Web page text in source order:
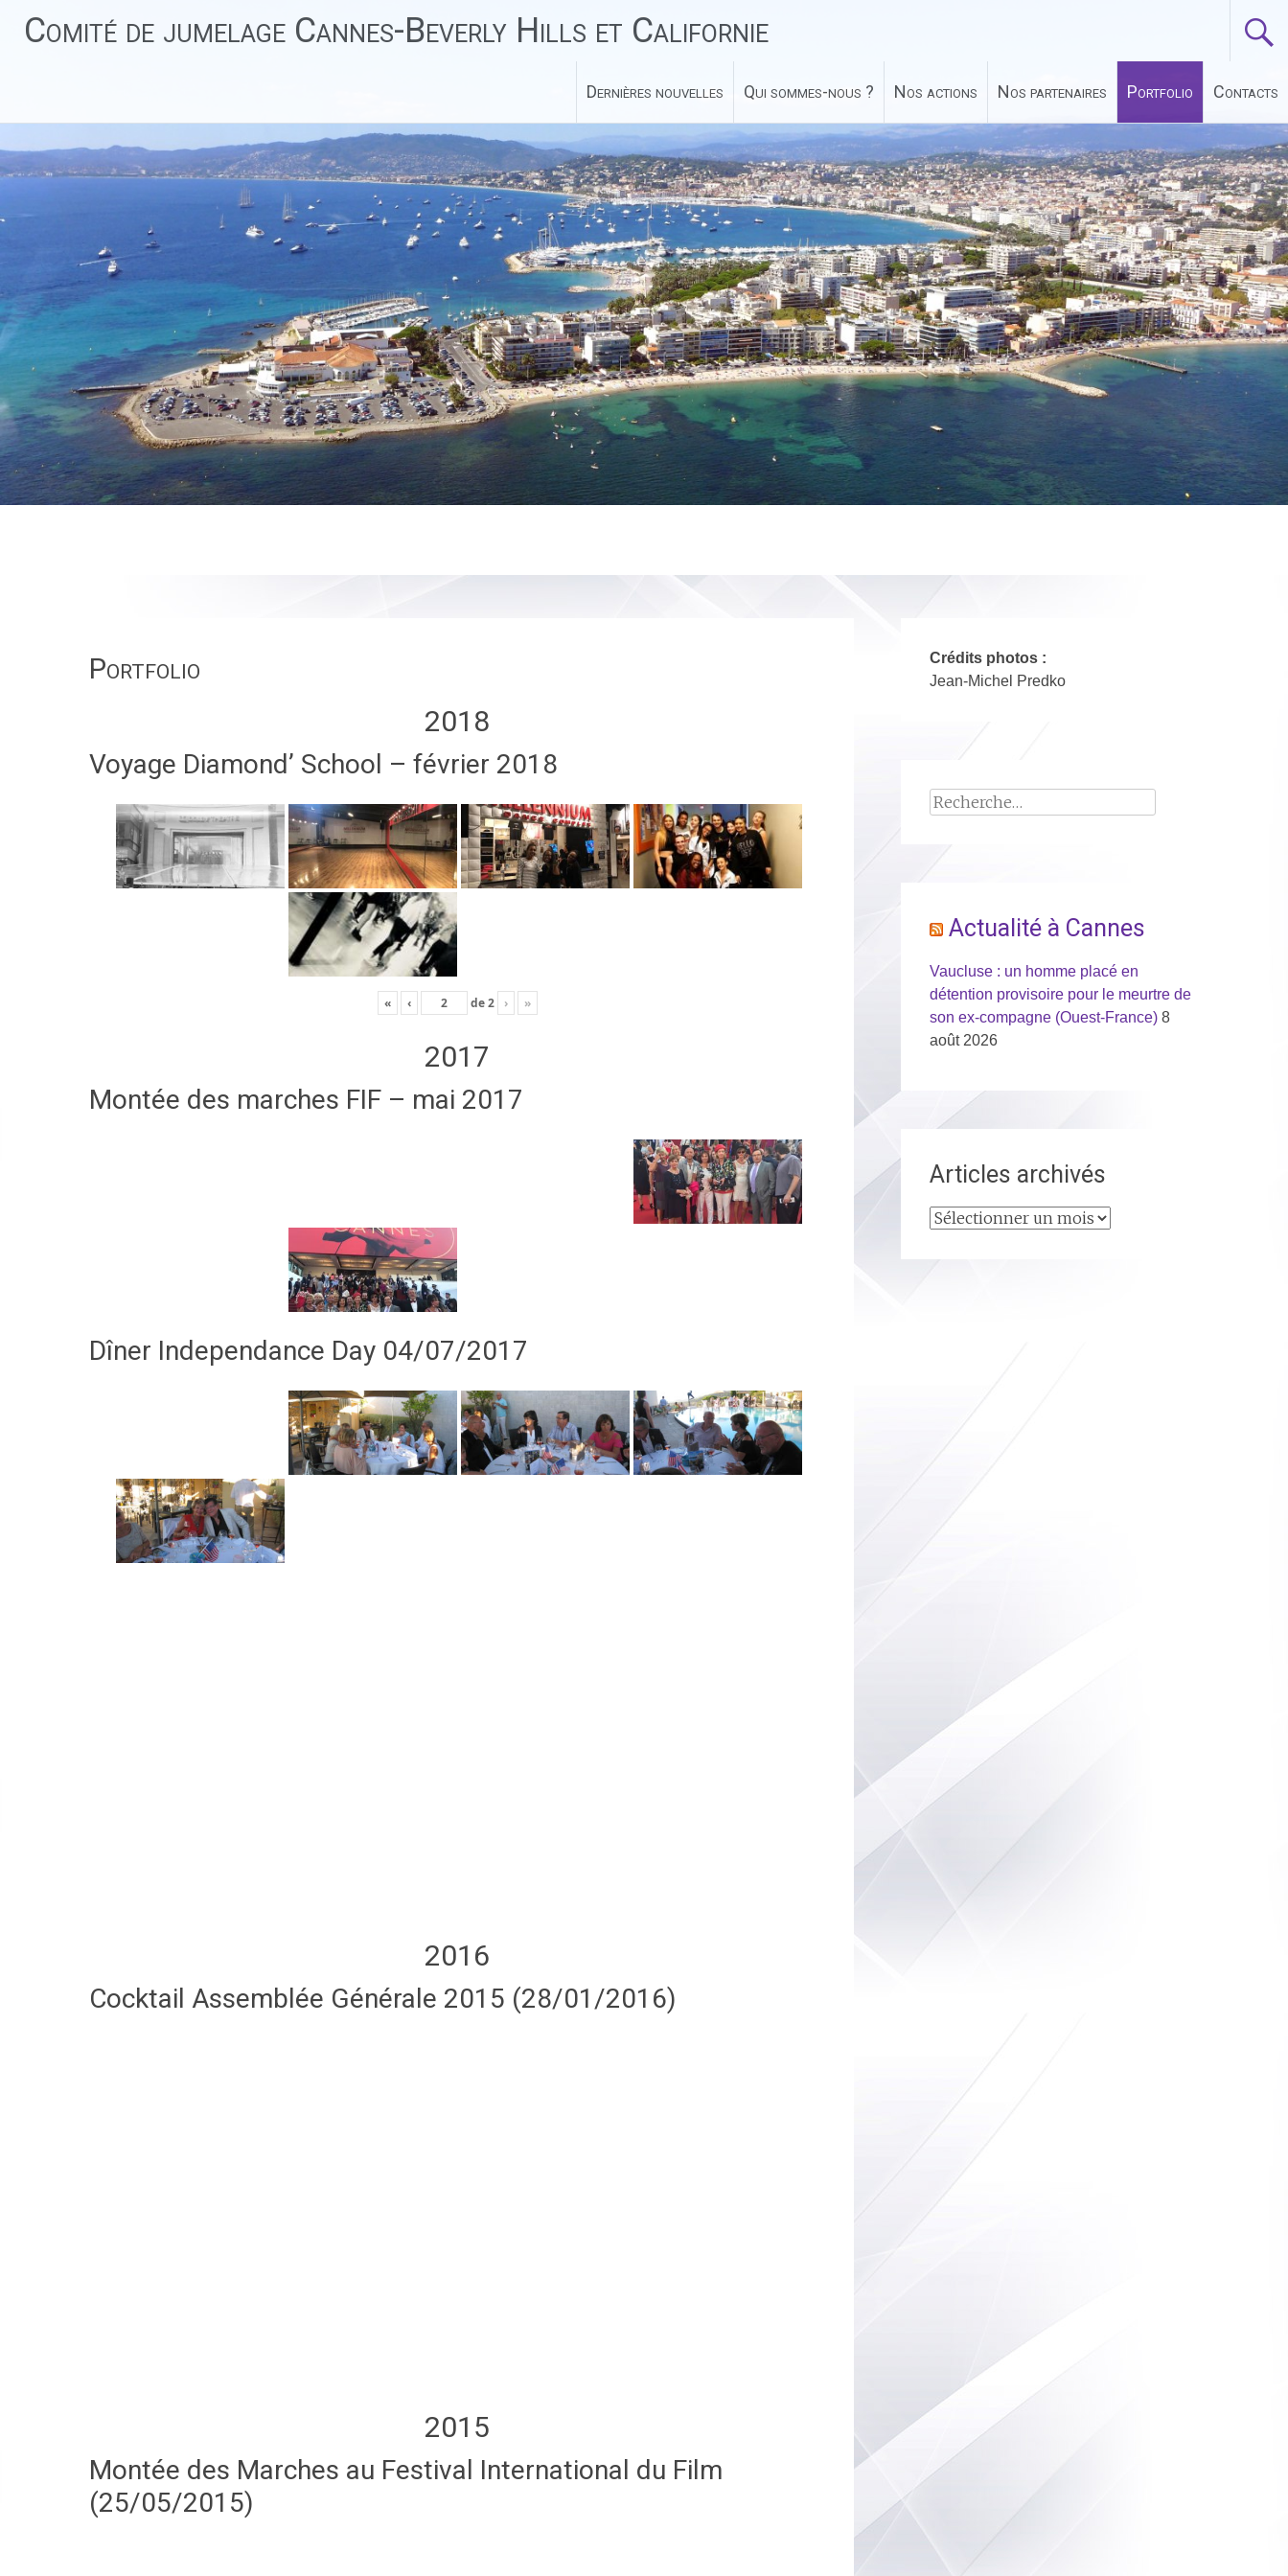
Comité de jumelage Cannes-Beverly Hills et Californie
Dernières nouvelles Qui sommes-nous ? Nos actions Nos partenaires Portfolio Contacts
Portfolio
2018
Voyage Diamond’ School – février 2018
« ‹ de2 › »
2017
Montée des marches FIF – mai 2017
Dîner Independance Day 04/07/2017
2016
Cocktail Assemblée Générale 2015 (28/01/2016)
2015
Montée des Marches au Festival International du Film
(25/05/2015)
Crédits photos :
Jean-Michel Predko
Rechercher :
Actualité à Cannes
Vaucluse : un homme placé en
détention provisoire pour le meurtre de
son ex-compagne (Ouest-France) 8
août 2026
Articles archivés
Articles